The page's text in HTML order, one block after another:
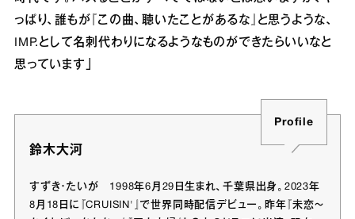
っぱり、誰もが『この曲、聴いたことがあるな』と思うような、
IMP.として名刺代わりになるようなものができたらいいなと
思っています」
Profile
鈴木大河
すずき・たいが 1998年6月29日生まれ、千葉県出身。2023年
8月18日に『CRUISIN'』で世界同時配信デビュー。昨年『未恋〜